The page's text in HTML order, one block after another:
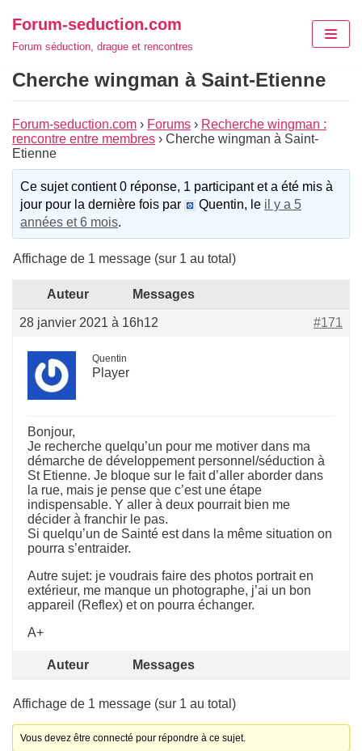
Aller
au
Forum-seduction.com
Forum séduction, drague et rencontres
Cherche wingman à Saint-Etienne
Forum-seduction.com › Forums › Recherche wingman :
rencontre entre membres › Cherche wingman à Saint-
Etienne
Ce sujet contient 0 réponse, 1 participant et a été mis à
jour pour la dernière fois par
Quentin, le il y a 5
années et 6 mois.
Affichage de 1 message (sur 1 au total)
Auteur Messages
28 janvier 2021 à 16h12 #171
Quentin
Player
Bonjour,
Je recherche quelqu’un pour me motiver dans ma
démarche de développement personnel/séduction à
St Etienne. Je bloque sur le fait d’aller aborder dans
la rue, mais je pense que c’est une étape
indispensable. Y aller à deux pourrait bien me
décider à franchir le pas.
Si quelqu’un de Sainté est dans la même situation on
pourra s’entraider.
Autre sujet: je voudrais faire des photos portrait en
extérieur, me manque un photographe, j’ai un bon
appareil (Reflex) et on pourra échanger.
A+
Auteur Messages
Affichage de 1 message (sur 1 au total)
Vous devez être connecté pour répondre à ce sujet.